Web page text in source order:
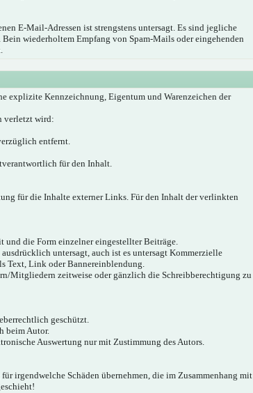
E-Mail-Adressen ist strengstens untersagt. Es sind jegliche
wiederholtem Empfang von Spam-Mails oder eingehenden
explizite Kennzeichnung, Eigentum und Warenzeichen der
verletzt wird:
entfernt.
für den Inhalt.
für die Inhalte externer Links. Für den Inhalt der verlinkten
die Form einzelner eingestellter Beiträge.
untersagt, auch ist es untersagt Kommerzielle
Text, Link oder Bannereinblendung.
Mitgliedern zeitweise oder gänzlich die Schreibberechtigung zu
geschützt.
beim Autor.
Auswertung nur mit Zustimmung des Autors.
irgendwelche Schäden übernehmen, die im Zusammenhang mit